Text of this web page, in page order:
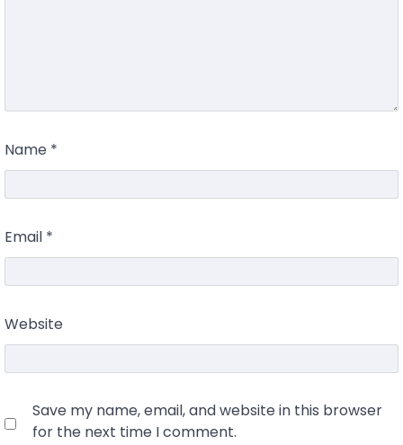
Name *
Email *
Website
Save my name, email, and website in this browser
for the next time I comment.